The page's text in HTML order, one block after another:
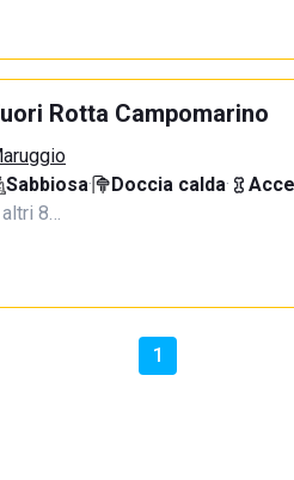
Rotta Campomarino
Sabbiosa· Doccia calda·
8…
1